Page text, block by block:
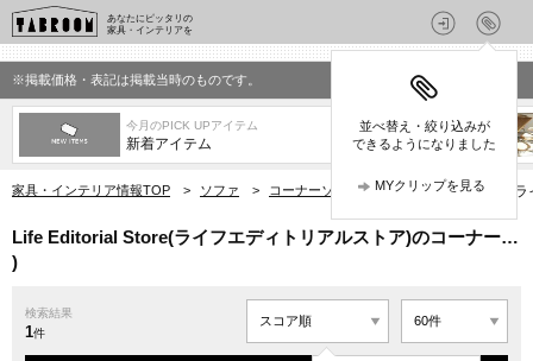
あなたにピッタリの
家具・インテリアを
並べ替え・絞り込みが
できるようになりました
MYクリップを見る
※掲載価格・表記は掲載当時のものです。
今月のPICK UPアイテム
新着アイテム
家具・インテリア情報TOP > ソファ > コーナーソファ > Life Editorial Store(ラ
Life Editorial Store(ライフエディトリアルストア)のコーナー…
)
検索結果
1件